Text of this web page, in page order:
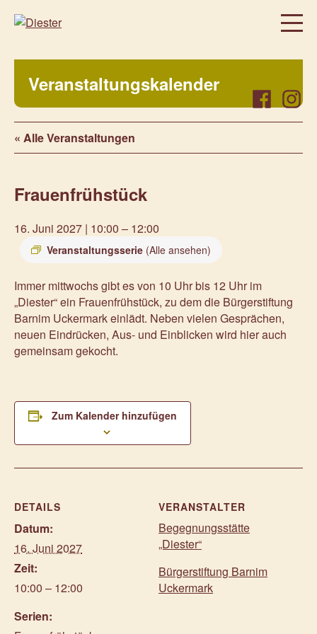
Über uns
Regelmäßige Angebote
Was bei uns sonst noch so los ist…
Veranstaltungen
Prenzlauer Frauenwochen 2025
Unsere Partner
Aktuelles
Kontakt
Facebook
Veranstaltungskalender
« Alle Veranstaltungen
Frauenfrühstück
16. Juni 2027 | 10:00 – 12:00
Veranstaltungsserie (Alle ansehen)
Immer mittwochs gibt es von 10 Uhr bis 12 Uhr im
„Diester“ ein Frauenfrühstück, zu dem die Bürgerstiftung
Barnim Uckermark einlädt. Neben vielen Gesprächen,
neuen Eindrücken, Aus- und Einblicken wird hier auch
gemeinsam gekocht.
Zum Kalender hinzufügen
DETAILS
Datum:
16. Juni 2027
Zeit:
10:00 – 12:00
Serien:
VERANSTALTER
Begegnungsstätte
„Diester“
Bürgerstiftung Barnim
Uckermark